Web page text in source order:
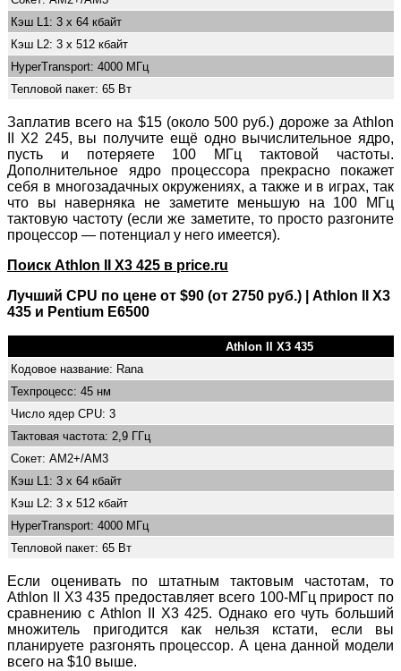
Кэш L1: 3 x 64 кбайт
Кэш L2: 3 x 512 кбайт
HyperTransport: 4000 МГц
Тепловой пакет: 65 Вт
Заплатив всего на $15 (около 500 руб.) дороже за Athlon
II X2 245, вы получите ещё одно вычислительное ядро,
пусть и потеряете 100 МГц тактовой частоты.
Дополнительное ядро процессора прекрасно покажет
себя в многозадачных окружениях, а также и в играх, так
что вы наверняка не заметите меньшую на 100 МГц
тактовую частоту (если же заметите, то просто разгоните
процессор — потенциал у него имеется).
Поиск Athlon II X3 425 в price.ru
Лучший CPU по цене от $90 (от 2750 руб.) | Athlon II X3
435 и Pentium E6500
Athlon II X3 435
Кодовое название: Rana
Техпроцесс: 45 нм
Число ядер CPU: 3
Тактовая частота: 2,9 ГГц
Сокет: AM2+/AM3
Кэш L1: 3 x 64 кбайт
Кэш L2: 3 x 512 кбайт
HyperTransport: 4000 МГц
Тепловой пакет: 65 Вт
Если оценивать по штатным тактовым частотам, то
Athlon II X3 435 предоставляет всего 100-МГц прирост по
сравнению с Athlon II X3 425. Однако его чуть больший
множитель пригодится как нельзя кстати, если вы
планируете разгонять процессор. А цена данной модели
всего на $10 выше.